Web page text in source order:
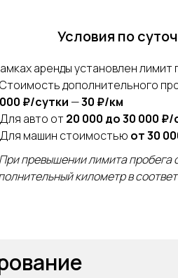
Условия по
аренды установлен лимит
Стоимость дополнительного
000 ₽/сутки —30 ₽/км
Для авто от20 000 до 30 000 ₽/
Для машин стоимостью от 30
При превышении лимита пробега
километр в